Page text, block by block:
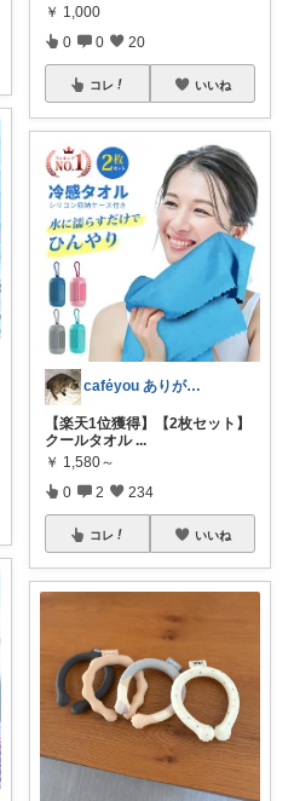
￥ 1,000
0 0 20
コレ いいね
caféyou ありがとうございます😊
【楽天1位獲得】【2枚セット】
クールタオル ...
￥ 1,580～
0 2 234
コレ いいね